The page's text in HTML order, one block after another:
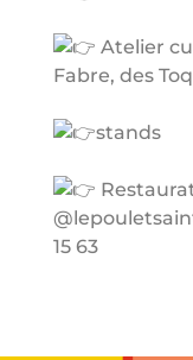
Atelier
Fabre, des
stands
15 63